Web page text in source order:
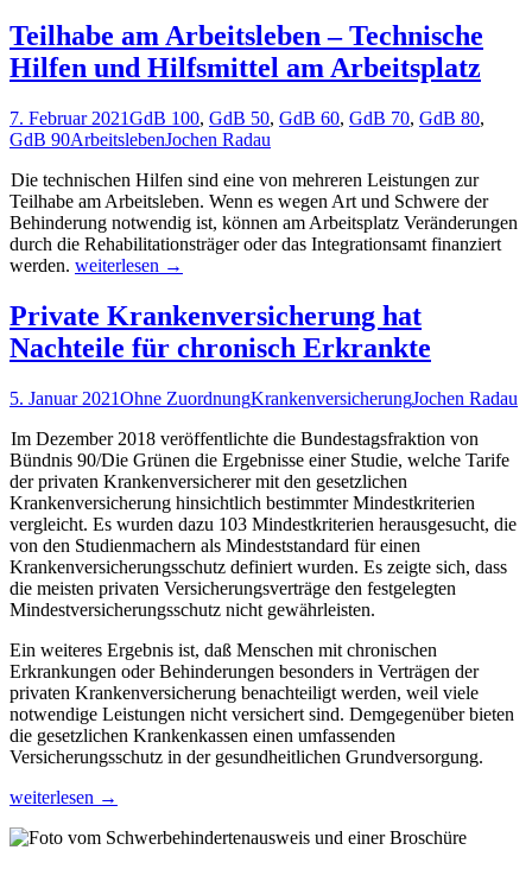
Vorerkrankungen
Teilhabe am Arbeitsleben – Technische
Hilfen und Hilfsmittel am Arbeitsplatz
7. Februar 2021GdB 100, GdB 50, GdB 60, GdB 70, GdB 80,
GdB 90ArbeitslebenJochen Radau
Die technischen Hilfen sind eine von mehreren Leistungen zur
Teilhabe am Arbeitsleben. Wenn es wegen Art und Schwere der
Behinderung notwendig ist, können am Arbeitsplatz Veränderungen
durch die Rehabilitationsträger oder das Integrationsamt finanziert
werden. Teilhabe
Arbeitsleben
–
Technische
und
Hilfsmittel
am
Arbeitsplatz
weiterlesen →
Private Krankenversicherung hat
Nachteile für chronisch Erkrankte
5. Januar 2021Ohne ZuordnungKrankenversicherungJochen Radau
Im Dezember 2018 veröffentlichte die Bundestagsfraktion von
Bündnis 90/Die Grünen die Ergebnisse einer Studie, welche Tarife
der privaten Krankenversicherer mit den gesetzlichen
Krankenversicherung hinsichtlich bestimmter Mindestkriterien
vergleicht. Es wurden dazu 103 Mindestkriterien herausgesucht, die
von den Studienmachern als Mindeststandard für einen
Krankenversicherungsschutz definiert wurden. Es zeigte sich, dass
die meisten privaten Versicherungsverträge den festgelegten
Mindestversicherungsschutz nicht gewährleisten.
Ein weiteres Ergebnis ist, daß Menschen mit chronischen
Erkrankungen oder Behinderungen besonders in Verträgen der
privaten Krankenversicherung benachteiligt werden, weil viele
notwendige Leistungen nicht versichert sind. Demgegenüber bieten
die gesetzlichen Krankenkassen einen umfassenden
Versicherungsschutz in der gesundheitlichen Grundversorgung.
Private
hat
weiterlesen →